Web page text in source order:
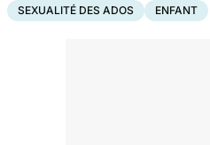
SEXUALITÉ DES ADOS ENFANT